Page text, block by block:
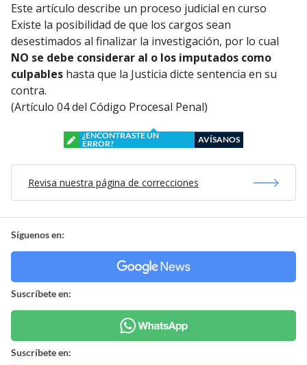
Este artículo describe un proceso judicial en curso
Existe la posibilidad de que los cargos sean
desestimados al finalizar la investigación, por lo cual
NO se debe considerar al o los imputados como
culpables hasta que la Justicia dicte sentencia en su
contra.
(Artículo 04 del Código Procesal Penal)
¿ENCONTRASTE UN
ERROR?
AVÍSANOS
Revisa nuestra página de correcciones
Síguenos en:
Suscríbete en:
Suscríbete en: